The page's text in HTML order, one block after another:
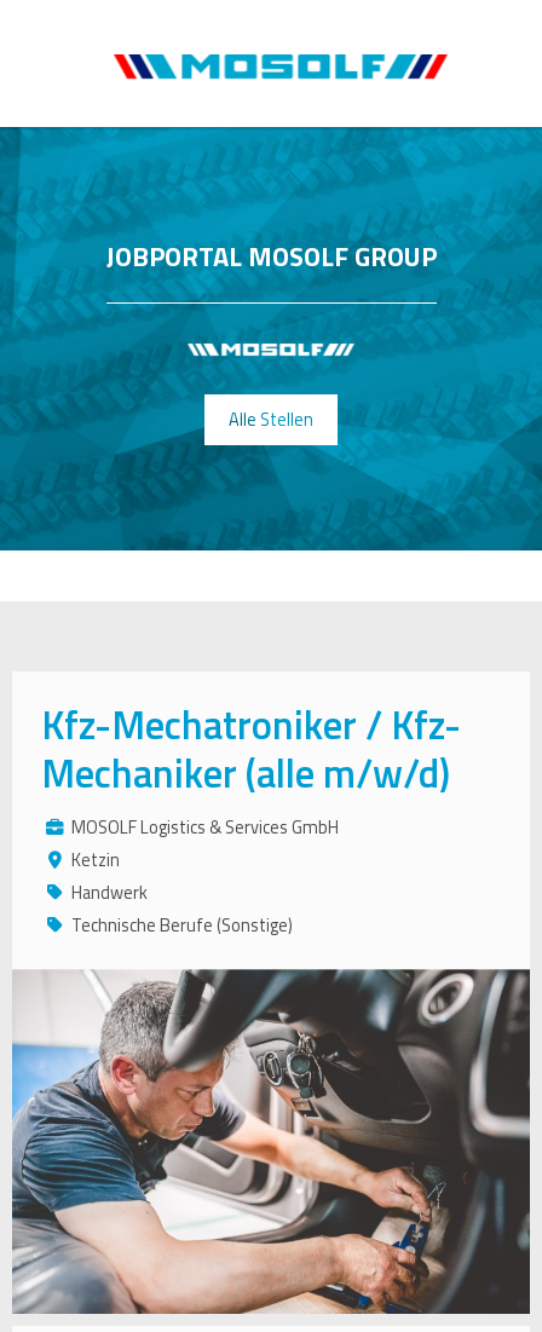
JOBPORTAL MOSOLF GROUP
Alle Stellen
Kfz-Mechatroniker / Kfz-
Mechaniker (alle m/w/d)
MOSOLF Logistics & Services GmbH
Ketzin
Handwerk
Technische Berufe (Sonstige)